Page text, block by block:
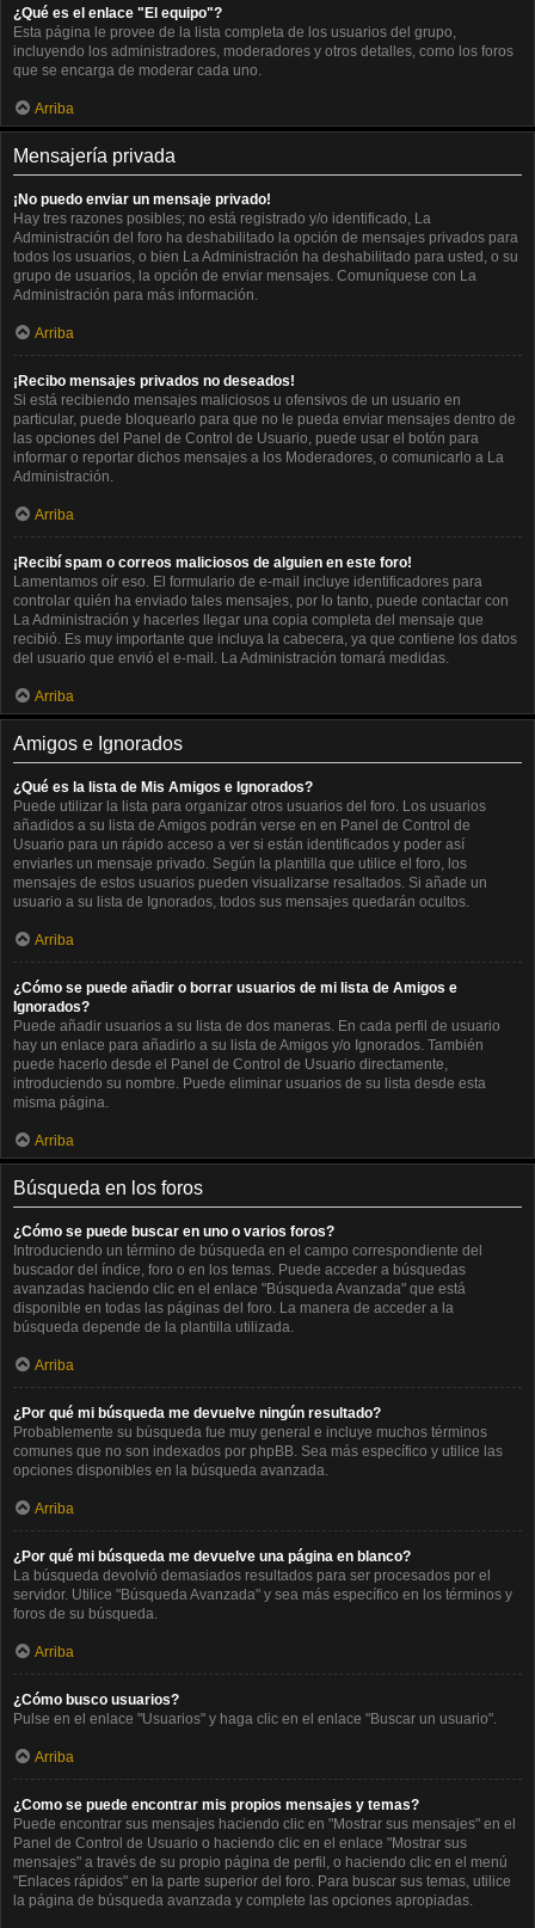
¿Qué es el enlace "El equipo"?
Esta página le provee de la lista completa de los usuarios del grupo,
incluyendo los administradores, moderadores y otros detalles, como los foros
que se encarga de moderar cada uno.
Arriba
Mensajería privada
¡No puedo enviar un mensaje privado!
Hay tres razones posibles; no está registrado y/o identificado, La
Administración del foro ha deshabilitado la opción de mensajes privados para
todos los usuarios, o bien La Administración ha deshabilitado para usted, o su
grupo de usuarios, la opción de enviar mensajes. Comuníquese con La
Administración para más información.
Arriba
¡Recibo mensajes privados no deseados!
Si está recibiendo mensajes maliciosos u ofensivos de un usuario en
particular, puede bloquearlo para que no le pueda enviar mensajes dentro de
las opciones del Panel de Control de Usuario, puede usar el botón para
informar o reportar dichos mensajes a los Moderadores, o comunicarlo a La
Administración.
Arriba
¡Recibí spam o correos maliciosos de alguien en este foro!
Lamentamos oír eso. El formulario de e-mail incluye identificadores para
controlar quién ha enviado tales mensajes, por lo tanto, puede contactar con
La Administración y hacerles llegar una copia completa del mensaje que
recibió. Es muy importante que incluya la cabecera, ya que contiene los datos
del usuario que envió el e-mail. La Administración tomará medidas.
Arriba
Amigos e Ignorados
¿Qué es la lista de Mis Amigos e Ignorados?
Puede utilizar la lista para organizar otros usuarios del foro. Los usuarios
añadidos a su lista de Amigos podrán verse en en Panel de Control de
Usuario para un rápido acceso a ver si están identificados y poder así
enviarles un mensaje privado. Según la plantilla que utilice el foro, los
mensajes de estos usuarios pueden visualizarse resaltados. Si añade un
usuario a su lista de Ignorados, todos sus mensajes quedarán ocultos.
Arriba
¿Cómo se puede añadir o borrar usuarios de mi lista de Amigos e
Ignorados?
Puede añadir usuarios a su lista de dos maneras. En cada perfil de usuario
hay un enlace para añadirlo a su lista de Amigos y/o Ignorados. También
puede hacerlo desde el Panel de Control de Usuario directamente,
introduciendo su nombre. Puede eliminar usuarios de su lista desde esta
misma página.
Arriba
Búsqueda en los foros
¿Cómo se puede buscar en uno o varios foros?
Introduciendo un término de búsqueda en el campo correspondiente del
buscador del índice, foro o en los temas. Puede acceder a búsquedas
avanzadas haciendo clic en el enlace "Búsqueda Avanzada" que está
disponible en todas las páginas del foro. La manera de acceder a la
búsqueda depende de la plantilla utilizada.
Arriba
¿Por qué mi búsqueda me devuelve ningún resultado?
Probablemente su búsqueda fue muy general e incluye muchos términos
comunes que no son indexados por phpBB. Sea más específico y utilice las
opciones disponibles en la búsqueda avanzada.
Arriba
¿Por qué mi búsqueda me devuelve una página en blanco?
La búsqueda devolvió demasiados resultados para ser procesados por el
servidor. Utilice "Búsqueda Avanzada" y sea más específico en los términos y
foros de su búsqueda.
Arriba
¿Cómo busco usuarios?
Pulse en el enlace "Usuarios" y haga clic en el enlace "Buscar un usuario".
Arriba
¿Como se puede encontrar mis propios mensajes y temas?
Puede encontrar sus mensajes haciendo clic en "Mostrar sus mensajes" en el
Panel de Control de Usuario o haciendo clic en el enlace "Mostrar sus
mensajes" a través de su propio página de perfil, o haciendo clic en el menú
"Enlaces rápidos" en la parte superior del foro. Para buscar sus temas, utilice
la página de búsqueda avanzada y complete las opciones apropiadas.